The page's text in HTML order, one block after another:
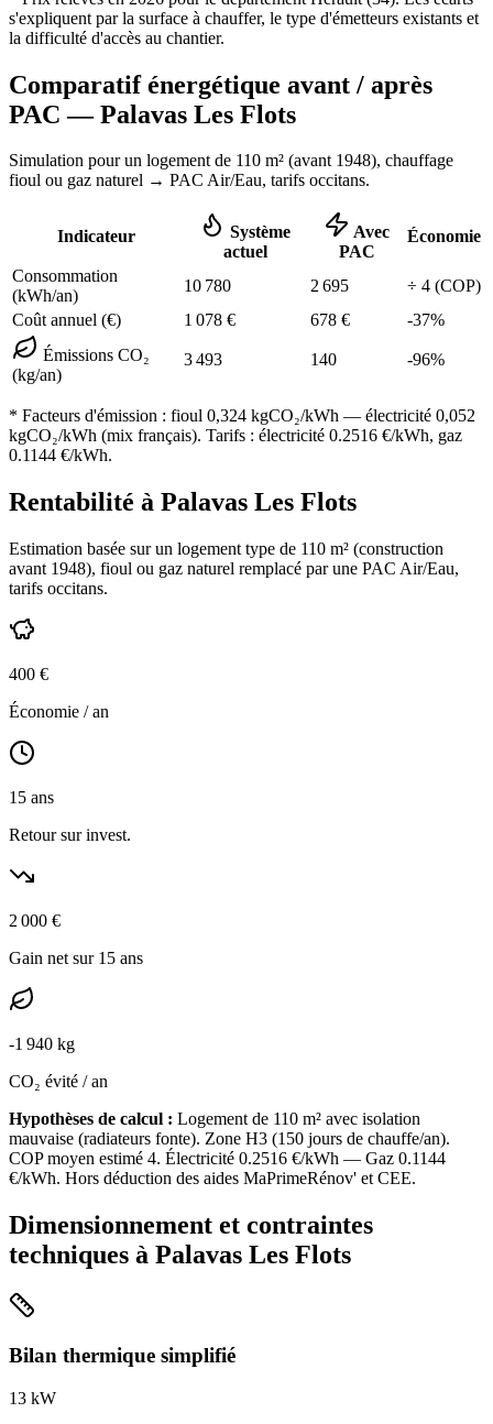
s'expliquent par la surface à chauffer, le type d'émetteurs existants et
la difficulté d'accès au chantier.
Comparatif énergétique avant / après
PAC —Palavas Les Flots
Simulation pour un logement de 110 m² (avant 1948), chauffage
fioul ou gaz naturel → PAC Air/Eau, tarifs occitans.
Indicateur
Système
actuel
Avec
PAC
Économie
Consommation
(kWh/an)
10 780 2 695 ÷ 4 (COP)
Coût annuel (€)
1 078 € 678 € -37%
Émissions CO₂
(kg/an)
3 493 140 -96%
* Facteurs d'émission : fioul 0,324 kgCO₂/kWh — électricité 0,052
kgCO₂/kWh (mix français). Tarifs : électricité 0.2516 €/kWh, gaz
0.1144 €/kWh.
Rentabilité à Palavas Les Flots
Estimation basée sur un logement type de 110 m² (construction
avant 1948), fioul ou gaz naturel remplacé par une PAC Air/Eau,
tarifs occitans.
400 €
Économie / an
15 ans
Retour sur invest.
2 000 €
Gain net sur 15 ans
-1 940 kg
CO₂ évité / an
Hypothèses de calcul : Logement de 110 m² avec isolation
mauvaise (radiateurs fonte). Zone H3 (150 jours de chauffe/an).
COP moyen estimé 4. Électricité 0.2516 €/kWh — Gaz 0.1144
€/kWh. Hors déduction des aides MaPrimeRénov' et CEE.
Dimensionnement et contraintes
techniques à Palavas Les Flots
Bilan thermique simplifié
13 kW